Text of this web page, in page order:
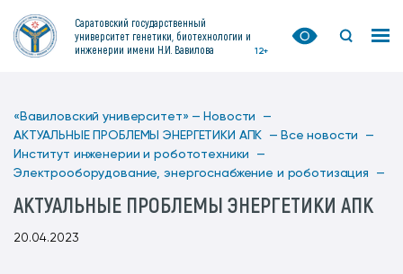
Саратовский государственный
университет генетики, биотехнологии и
инженерии имени Н.И. Вавилова
12+
«Вавиловский университет» — Новости —
АКТУАЛЬНЫЕ ПРОБЛЕМЫ ЭНЕРГЕТИКИ АПК — Все новости —
Институт инженерии и робототехники —
Электрооборудование, энергоснабжение и роботизация —
АКТУАЛЬНЫЕ ПРОБЛЕМЫ ЭНЕРГЕТИКИ АПК
20.04.2023